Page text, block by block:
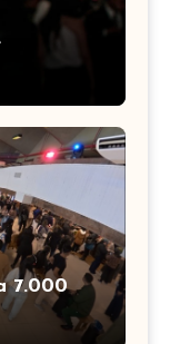
7.000